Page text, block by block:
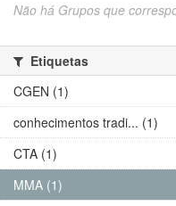
Não há Grupos que
Etiquetas
CGEN (1)
conhecimentos tradi... (1)
CTA (1)
MMA (1)